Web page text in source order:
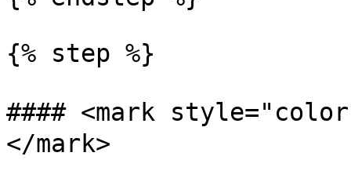
{% step %}
#### <mark
</mark>